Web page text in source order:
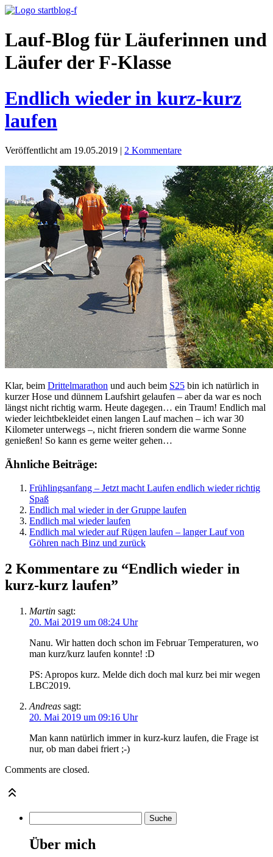
Lauf-Blog für Läuferinnen und
Läufer der F-Klasse
Endlich wieder in kurz-kurz
laufen
Veröffentlicht am 19.05.2019 | 2 Kommentare
Klar, beim Drittelmarathon und auch beim S25 bin ich natürlich in
kurzer Hose und dünnem Laufshirt gelaufen – aber da war es noch
längst nicht richtig warm. Heute dagegen… ein Traum! Endlich mal
wieder leichtbekleidet einen langen Lauf machen – ich war 30
Kilometer unterwegs –, nicht frieren sondern die warme Sonne
genießen! So kann es gerne weiter gehen…
Ähnliche Beiträge:
Frühlingsanfang – Jetzt macht Laufen endlich wieder richtig
Spaß
Endlich mal wieder in der Gruppe laufen
Endlich mal wieder laufen
Endlich mal wieder auf Rügen laufen – langer Lauf von
Göhren nach Binz und zurück
2 Kommentare zu “Endlich wieder in
kurz-kurz laufen”
Martin sagt:
20. Mai 2019 um 08:24 Uhr
Nanu. Wir hatten doch schon im Februar Temperaturen, wo
man kurz/kurz laufen konnte! :D
PS: Apropos kurz. Melde dich doch mal kurz bei mir wegen
LBC2019.
Andreas sagt:
20. Mai 2019 um 09:16 Uhr
Man kann natürlich immer in kurz-kurz laufen, die Frage ist
nur, ob man dabei friert ;-)
Comments are closed.
Über mich